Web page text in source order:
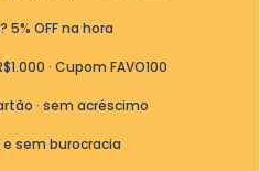
5% OFF na hora
· Cupom FAVO100
· sem acréscimo
e sem burocracia